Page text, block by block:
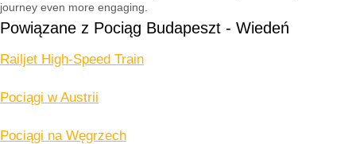
journey even more engaging.
Powiązane z Pociąg Budapeszt - Wiedeń
Railjet High-Speed Train
Pociągi w Austrii
Pociągi na Węgrzech